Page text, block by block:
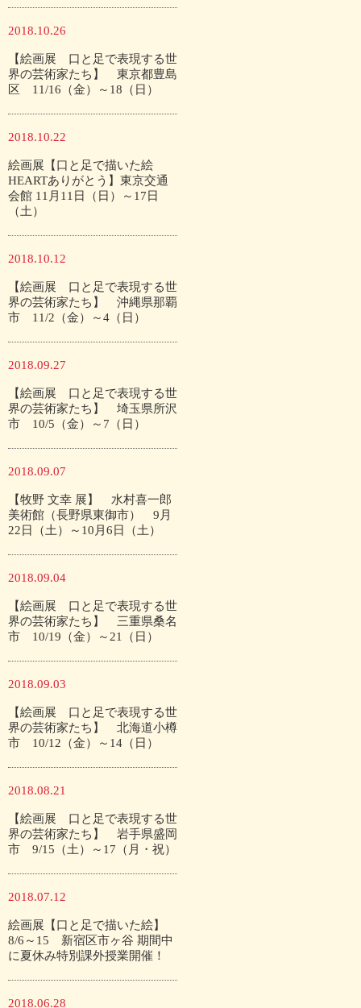
2018.10.26
【絵画展 口と足で表現する世
界の芸術家たち】 東京都豊島
区 11/16（金）～18（日）
2018.10.22
絵画展【口と足で描いた絵
HEARTありがとう】東京交通
会館 11月11日（日）～17日
（土）
2018.10.12
【絵画展 口と足で表現する世
界の芸術家たち】 沖縄県那覇
市 11/2（金）～4（日）
2018.09.27
【絵画展 口と足で表現する世
界の芸術家たち】 埼玉県所沢
市 10/5（金）～7（日）
2018.09.07
【牧野 文幸 展】 水村喜一郎
美術館（長野県東御市） 9月
22日（土）～10月6日（土）
2018.09.04
【絵画展 口と足で表現する世
界の芸術家たち】 三重県桑名
市 10/19（金）～21（日）
2018.09.03
【絵画展 口と足で表現する世
界の芸術家たち】 北海道小樽
市 10/12（金）～14（日）
2018.08.21
【絵画展 口と足で表現する世
界の芸術家たち】 岩手県盛岡
市 9/15（土）～17（月・祝）
2018.07.12
絵画展【口と足で描いた絵】
8/6～15 新宿区市ヶ谷 期間中
に夏休み特別課外授業開催！
2018.06.28